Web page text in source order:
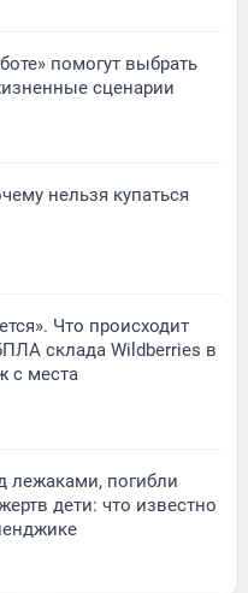
помогут выбрать
сценарии
нельзя купаться
Что происходит
склада Wildberries в
с места
лежаками, погибли
дети: что известно